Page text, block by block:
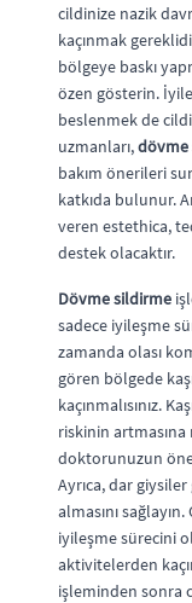
cildinize nazik
kaçınmak
bölgeye baskı
özen gösterin.
beslenmek de
uzmanları,
bakım önerileri
katkıda bulunur.
veren estethica,
destek olacaktır.
Dövme sildirme
sadece iyileşme
zamanda olası
gören bölgede
kaçınmalısınız.
riskinin
doktorunuzun
Ayrıca, dar
almasını
iyileşme sürecini
aktivitelerden
işleminden sonra